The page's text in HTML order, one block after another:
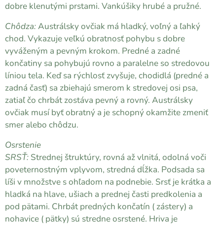
dobre klenutými prstami. Vankúšiky hrubé a pružné.
Chôdza:Austrálsky ovčiak má hladký, voľný a ľahký
chod. Vykazuje veľkú obratnosť pohybu s dobre
vyváženým a pevným krokom. Predné a zadné
končatiny sa pohybujú rovno a paralelne so stredovou
líniou tela. Keď sa rýchlosť zvyšuje, chodidlá (predné a
zadná časť) sa zbiehajú smerom k stredovej osi psa,
zatiaľ čo chrbát zostáva pevný a rovný. Austrálsky
ovčiak musí byť obratný a je schopný okamžite zmeniť
smer alebo chôdzu.
Osrstenie
SRSŤ: Strednej štruktúry, rovná až vlnitá, odolná voči
poveternostným vplyvom, stredná dĺžka. Podsada sa
líši v množstve s ohľadom na podnebie. Srsť je krátka a
hladká na hlave, ušiach a prednej časti predkolenia a
pod pätami. Chrbát predných končatín ( zástery) a
nohavice ( pätky) sú stredne osrstené. Hriva je